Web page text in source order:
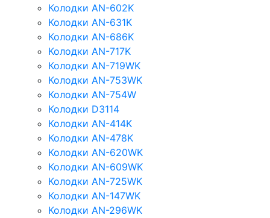
Колодки AN-602K
Колодки AN-631K
Колодки AN-686K
Колодки AN-717K
Колодки AN-719WK
Колодки AN-753WK
Колодки AN-754W
Колодки D3114
Колодки AN-414K
Колодки AN-478K
Колодки AN-620WK
Колодки AN-609WK
Колодки AN-725WK
Колодки AN-147WK
Колодки AN-296WK